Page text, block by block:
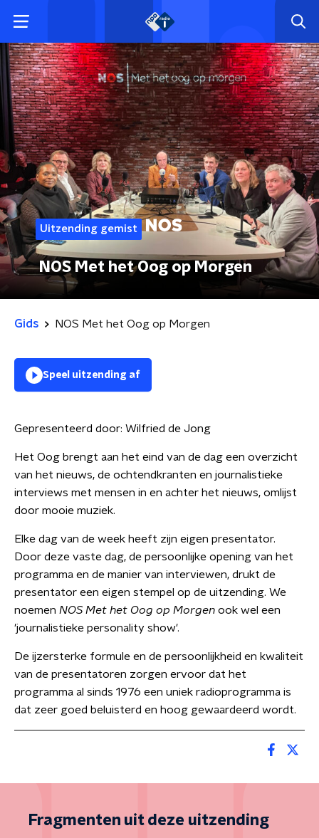
Uitzending gemist
NOS Met het Oog op Morgen
Gids NOS Met het Oog op Morgen
Speel uitzending af
Gepresenteerd door: Wilfried de Jong
Het Oog brengt aan het eind van de dag een overzicht
van het nieuws, de ochtendkranten en journalistieke
interviews met mensen in en achter het nieuws, omlijst
door mooie muziek.
Elke dag van de week heeft zijn eigen presentator.
Door deze vaste dag, de persoonlijke opening van het
programma en de manier van interviewen, drukt de
presentator een eigen stempel op de uitzending. We
noemen NOS Met het Oog op Morgen ook wel een
'journalistieke personality show'.
De ijzersterke formule en de persoonlijkheid en kwaliteit
van de presentatoren zorgen ervoor dat het
programma al sinds 1976 een uniek radioprogramma is
dat zeer goed beluisterd en hoog gewaardeerd wordt.
Fragmenten uit deze uitzending